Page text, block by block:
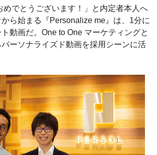
めでとうございます！」と内定者本人へ
ら始まる『Personalize me』は、1分に
動画だ。One to One マーケティングと
ーソナライズド動画を採用シーンに活